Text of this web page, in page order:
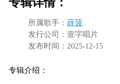
所属歌手： 薛菠
发行公司： 壹字唱片
发布时间： 2025-12-15
专辑介绍：